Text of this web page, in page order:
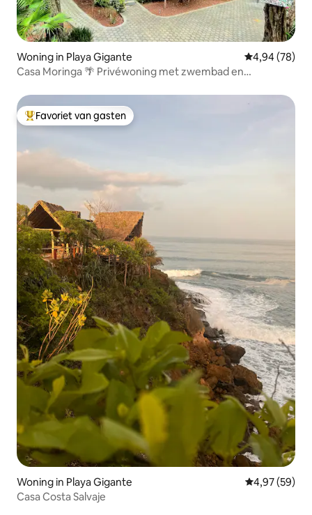
Woning in Playa Gigante Gemiddelde
4,94 (78)
Casa Moringa 🌴 Privéwoning met zwembad en
Topfavoriet van gasten
Favoriet van gasten
Woning in Playa Gigante Gemiddelde
4,97 (59)
Casa Costa Salvaje